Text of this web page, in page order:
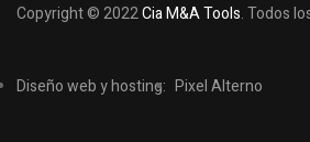
Copyright © 2022Cia M&A Tools. Todos
Diseño web y hosting: Pixel Alterno